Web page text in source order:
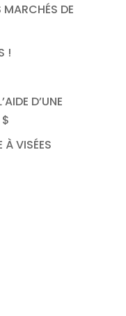
DE
!
D’UNE
À VISÉES